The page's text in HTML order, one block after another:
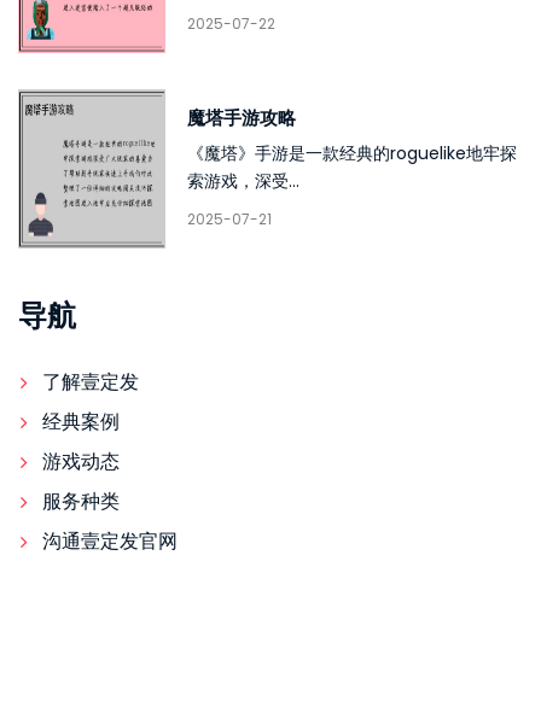
2025-07-22
魔塔手游攻略
《魔塔》手游是一款经典的roguelike地牢探
索游戏，深受...
2025-07-21
导航
了解壹定发
经典案例
游戏动态
服务种类
沟通壹定发官网